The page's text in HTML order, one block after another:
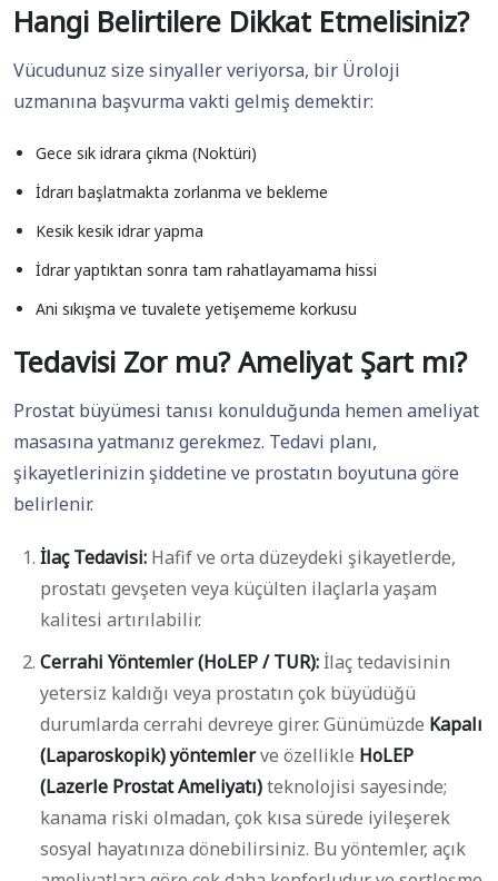
Hangi Belirtilere Dikkat Etmelisiniz?
Vücudunuz size sinyaller veriyorsa, bir Üroloji
uzmanına başvurma vakti gelmiş demektir:
Gece sık idrara çıkma (Noktüri)
İdrarı başlatmakta zorlanma ve bekleme
Kesik kesik idrar yapma
İdrar yaptıktan sonra tam rahatlayamama hissi
Ani sıkışma ve tuvalete yetişememe korkusu
Tedavisi Zor mu? Ameliyat Şart mı?
Prostat büyümesi tanısı konulduğunda hemen ameliyat
masasına yatmanız gerekmez. Tedavi planı,
şikayetlerinizin şiddetine ve prostatın boyutuna göre
belirlenir.
İlaç Tedavisi: Hafif ve orta düzeydeki şikayetlerde,
prostatı gevşeten veya küçülten ilaçlarla yaşam
kalitesi artırılabilir.
Cerrahi Yöntemler (HoLEP / TUR):İlaç tedavisinin
yetersiz kaldığı veya prostatın çok büyüdüğü
durumlarda cerrahi devreye girer. Günümüzde Kapalı
(Laparoskopik) yöntemlerve özellikle HoLEP
(Lazerle Prostat Ameliyatı)teknolojisi sayesinde;
kanama riski olmadan, çok kısa sürede iyileşerek
sosyal hayatınıza dönebilirsiniz. Bu yöntemler, açık